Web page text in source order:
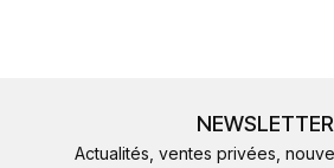
NEWSLETTER
Actualités, ventes privées,